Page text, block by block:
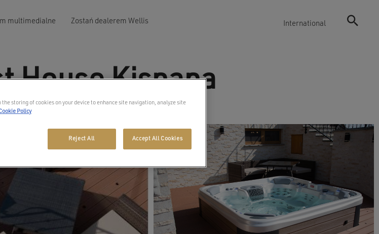
multimedialne Zostań dealerem Wellis International
House Kisnana
the storing of cookies on your device to enhance site navigation, analyze site
Policy
Reject All Accept All Cookies